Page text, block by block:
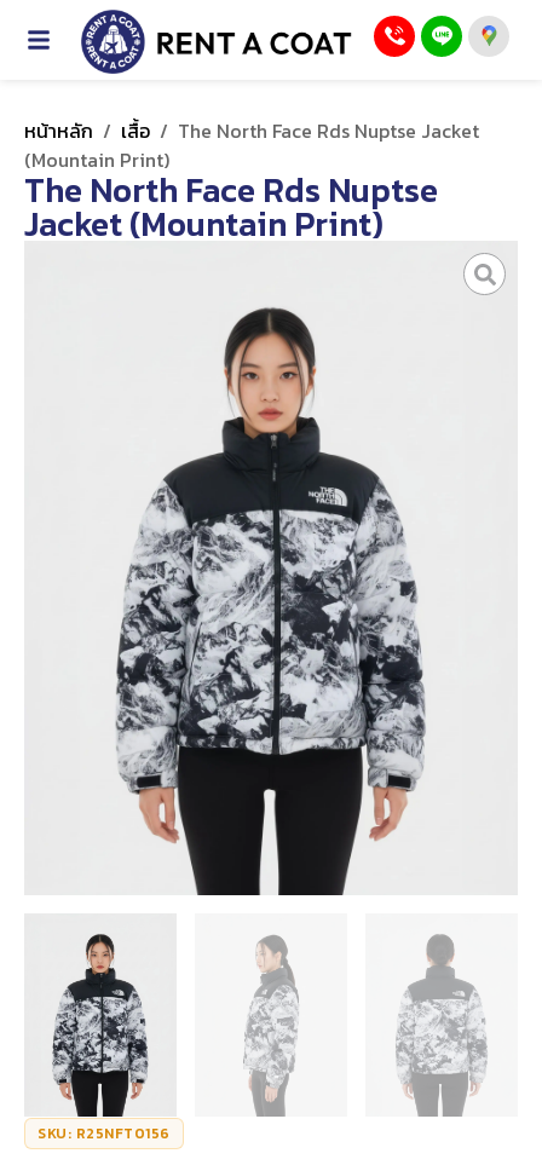
หน้าหลัก / เสื้อ / The North Face Rds Nuptse Jacket
(Mountain Print)
The North Face Rds Nuptse
Jacket (Mountain Print)
SKU: R25NFT0156